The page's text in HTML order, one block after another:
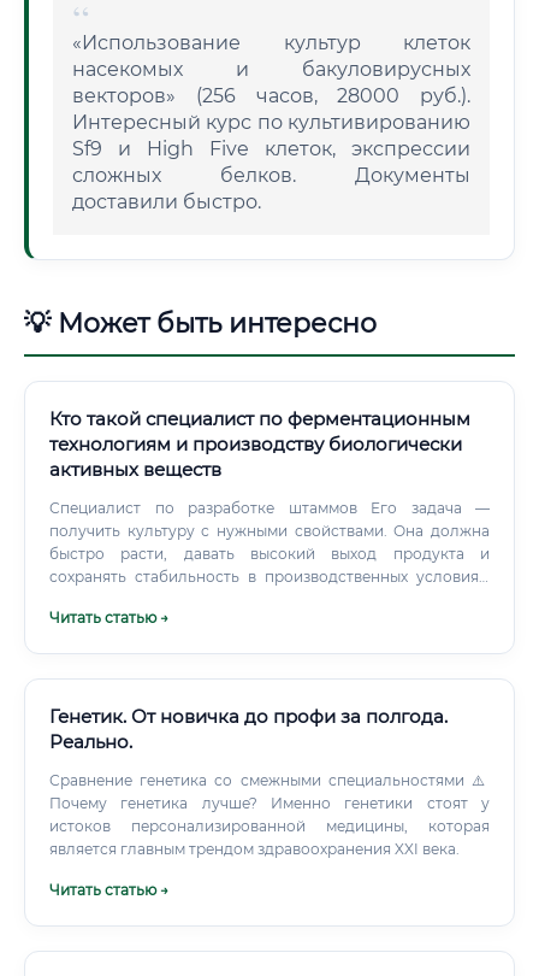
«Использование культур клеток
насекомых и бакуловирусных
векторов» (256 часов, 28000 руб.).
Интересный курс по культивированию
Sf9 и High Five клеток, экспрессии
сложных белков. Документы
доставили быстро.
💡 Может быть интересно
Кто такой специалист по ферментационным
технологиям и производству биологически
активных веществ
Специалист по разработке штаммов Его задача —
получить культуру с нужными свойствами. Она должна
быстро расти, давать высокий выход продукта и
сохранять стабильность в производственных условиях.
генетическое конструирование и оценку стабильности
Читать статью →
Генетик. От новичка до профи за полгода.
Реально.
Сравнение генетика со смежными специальностями ⚠️
Почему генетика лучше? Именно генетики стоят у
истоков персонализированной медицины, которая
является главным трендом здравоохранения XXI века.
Читать статью →